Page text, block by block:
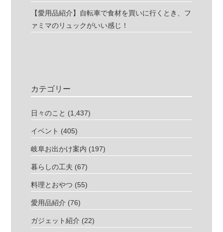
【愛用品紹介】自転車で食材を買いに行くとき、フ
ァミマのリュックがいい感じ！
カテゴリー
日々のこと (1,437)
イベント (405)
岐阜お出かけ案内 (197)
暮らしの工夫 (67)
料理とおやつ (55)
愛用品紹介 (76)
ガジェット紹介 (22)